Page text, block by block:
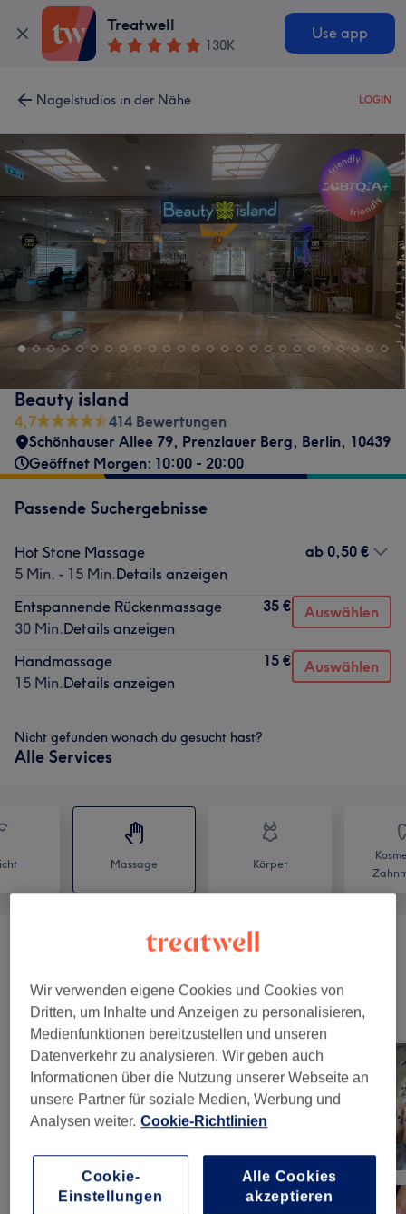
Treatwell
130K
Use app
Nagelstudios in der Nähe LOGIN
Beauty island
4,7
414 Bewertungen
Schönhauser Allee 79, Prenzlauer Berg, Berlin, 10439
Geöffnet Morgen: 10:00 - 20:00
Passende Suchergebnisse
Hot Stone Massage
5 Min. - 15 Min.Details anzeigen
ab 0,50 €
Entspannende Rückenmassage
30 Min.Details anzeigen
35 € Auswählen
Handmassage
15 Min.Details anzeigen
15 € Auswählen
Nicht gefunden wonach du gesucht hast?
Alle Services
Massage Körper
Unsere Arbeit
Bild anklicken für weitere Details
Wir verwenden eigene Cookies und Cookies von
Dritten, um Inhalte und Anzeigen zu personalisieren,
Medienfunktionen bereitzustellen und unseren
Datenverkehr zu analysieren. Wir geben auch
Informationen über die Nutzung unserer Webseite an
unsere Partner für soziale Medien, Werbung und
Analysen weiter. Cookie-Richtlinien
Cookie-
Einstellungen
Alle Cookies
akzeptieren